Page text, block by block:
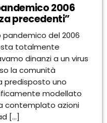
2006
precedenti”
pandemico del 2006
totalmente
dinanzi a un virus
la comunità
predisposto uno
modellato
contemplato azioni
[…]